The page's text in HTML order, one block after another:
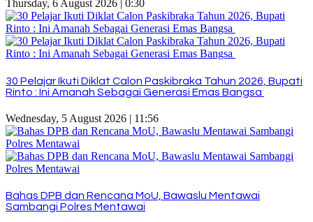
Thursday, 6 August 2026 | 0:30
30 Pelajar Ikuti Diklat Calon Paskibraka Tahun 2026, Bupati
Rinto : Ini Amanah Sebagai Generasi Emas Bangsa
Wednesday, 5 August 2026 | 11:56
Bahas DPB dan Rencana MoU, Bawaslu Mentawai
Sambangi Polres Mentawai